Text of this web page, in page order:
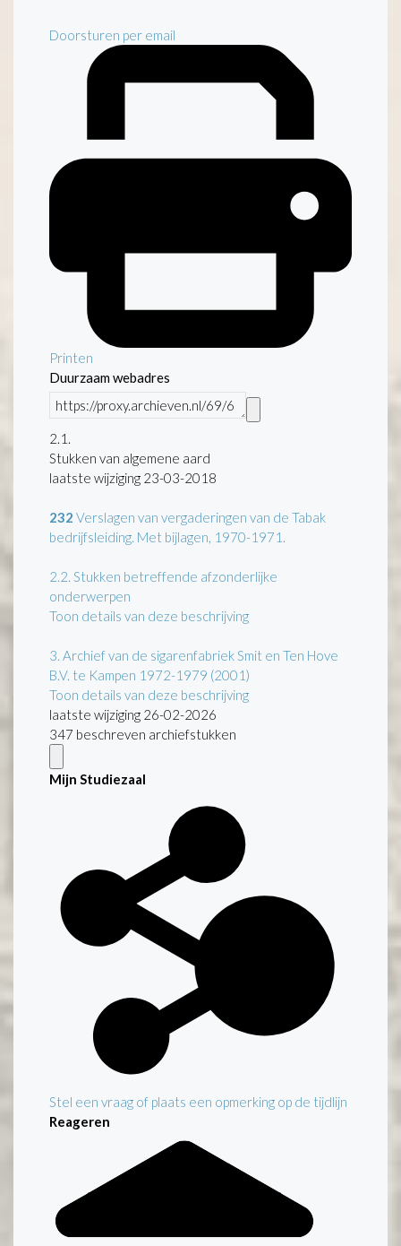
Doorsturen per email
Printen
Duurzaam webadres
2.1.
Stukken van algemene aard
laatste wijziging 23-03-2018
232 Verslagen van vergaderingen van de Tabak
bedrijfsleiding. Met bijlagen, 1970-1971.
2.2. Stukken betreffende afzonderlijke
onderwerpen
Toon details van deze beschrijving
3. Archief van de sigarenfabriek Smit en Ten Hove
B.V. te Kampen 1972-1979 (2001)
Toon details van deze beschrijving
laatste wijziging 26-02-2026
347 beschreven archiefstukken
Mijn Studiezaal
Stel een vraag of plaats een opmerking op de tijdlijn
Reageren